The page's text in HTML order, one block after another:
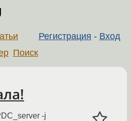
Регистрация - Вход
Поиск
-j